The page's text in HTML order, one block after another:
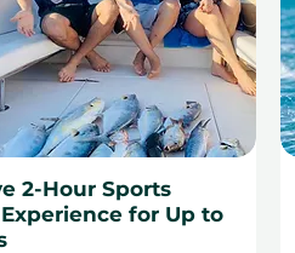
2-Hour Sports
for Up to